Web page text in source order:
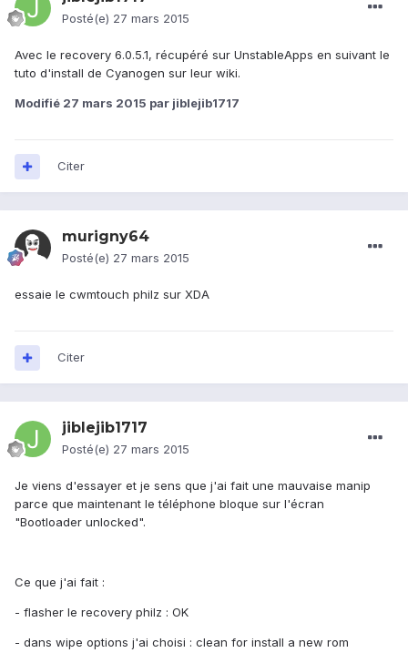
Posté(e) 27 mars 2015
Avec le recovery 6.0.5.1, récupéré sur UnstableApps en suivant le
tuto d'install de Cyanogen sur leur wiki.
Modifié 27 mars 2015 par jiblejib1717
Citer
murigny64
Posté(e) 27 mars 2015
essaie le cwmtouch philz sur XDA
Citer
jiblejib1717
Posté(e) 27 mars 2015
Je viens d'essayer et je sens que j'ai fait une mauvaise manip
parce que maintenant le téléphone bloque sur l'écran
"Bootloader unlocked".
Ce que j'ai fait :
- flasher le recovery philz : OK
- dans wipe options j'ai choisi : clean for install a new rom